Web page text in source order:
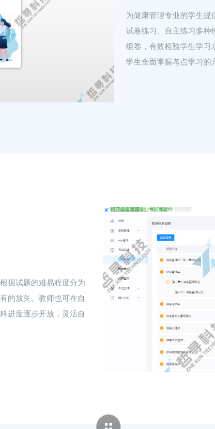
为健康管理专业的学生提
试卷练习、自主练习多种
组卷，有效检验学生学习
学生全面掌握考点学习的
据试题的难易程度分为
的放矢。教师也可在自
进度逐步开放，灵活自